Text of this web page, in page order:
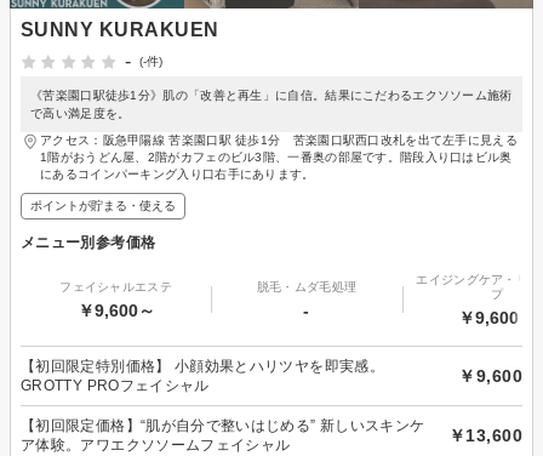
SUNNY KURAKUEN
-
(-件)
《苦楽園口駅徒歩1分》肌の「改善と再生」に自信。結果にこだわるエクソソーム施術
で高い満足度を。
アクセス：阪急甲陽線 苦楽園口駅 徒歩1分 苦楽園口駅西口改札を出て左手に見える
1階がおうどん屋、2階がカフェのビル3階、一番奥の部屋です。階段入り口はビル奥
にあるコインパーキング入り口右手にあります。
ポイントが貯まる・使える
メニュー別参考価格
フェイシャルエステ
￥9,600～
脱毛・ムダ毛処理
-
エイジングケア・リ
プ
￥9,600～
【初回限定特別価格】 小顔効果とハリツヤを即実感。
GROTTY PROフェイシャル
￥9,600
【初回限定価格】“肌が自分で整いはじめる” 新しいスキンケ
ア体験。アワエクソソームフェイシャル
￥13,600